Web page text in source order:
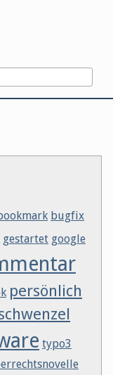
bugfix
gestartet google
persönlich
typo3